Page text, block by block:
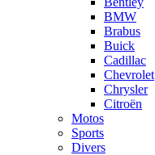
BMW
Brabus
Buick
Cadillac
Chevrolet
Chrysler
Citroën
Motos
Sports
Divers